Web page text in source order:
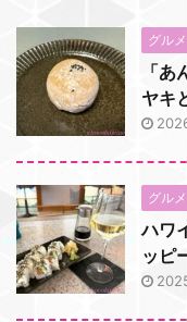
グルメ
「
ヤキ
グルメ
ハワ
ッピ